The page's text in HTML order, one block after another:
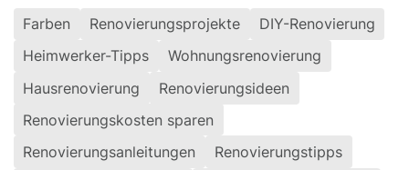
Farben Renovierungsprojekte
DIY-Renovierung
Heimwerker-Tipps
Wohnungsrenovierung
Hausrenovierung
Renovierungsideen
Renovierungskosten sparen
Renovierungsanleitungen
Renovierungstipps